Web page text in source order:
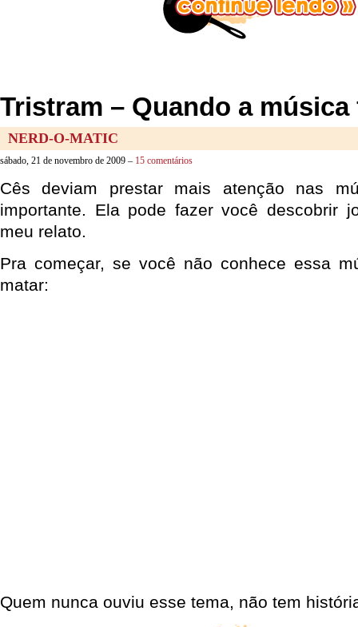
Tristram – Quando a
NERD-O-MATIC
sábado, 21 de novembro de 2009 – 15 comentários
Cês deviam prestar mais atenção nas
importante. Ela pode fazer você descobrir
meu relato.
Pra começar, se você não conhece essa
matar:
Quem nunca ouviu esse tema, não tem